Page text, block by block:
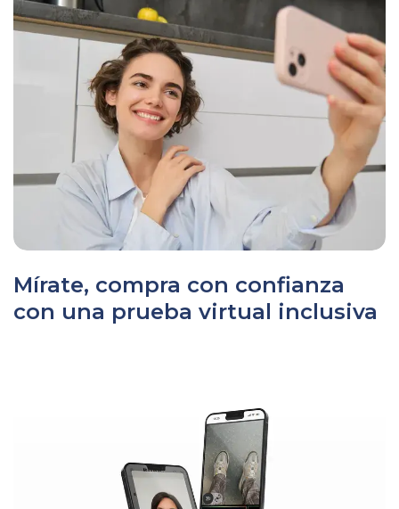
Mírate, compra con confianza
con una prueba virtual inclusiva